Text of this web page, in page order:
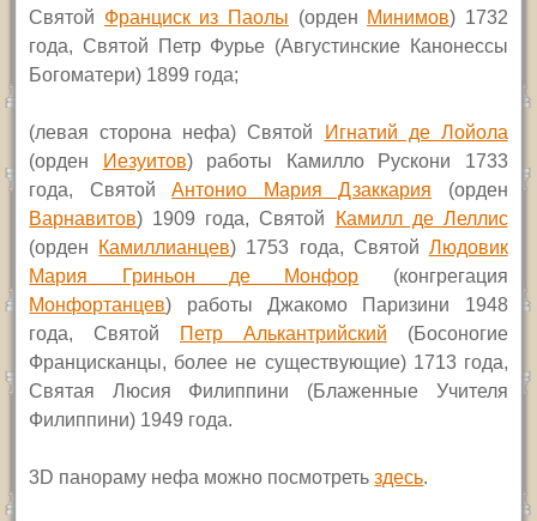
Святой Франциск из Паолы (орден Минимов) 1732
года, Святой Петр Фурье (Августинские Канонессы
Богоматери) 1899 года;
(левая сторона нефа) Святой
Игнатий де Лойола
(орден
Иезуитов) работы Камилло Рускони 1733
года, СвятойАнтонио Мария Дзаккария (орден
Варнавитов) 1909 года, Святой
Камилл де Леллис
(орден Камиллианцев) 1753 года, Святой Людовик
Мария Гриньон де Монфор (конгрегация
Монфортанцев) работы Джакомо Паризини 1948
года, Святой
Петр Алькантрийский (Босоногие
Францисканцы, более не существующие) 1713 года,
Святая Люсия Филиппини (Блаженные Учителя
Филиппини) 1949 года.
3D панораму нефа можно посмотретьздесь.